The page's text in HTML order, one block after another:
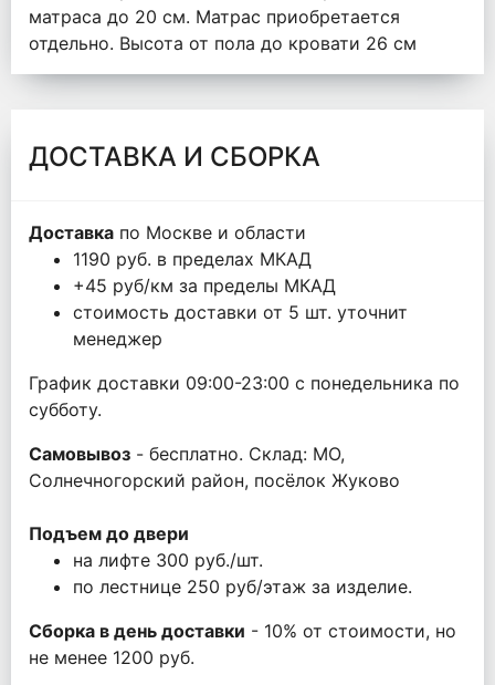
матраса до 20 см. Матрас приобретается
отдельно. Высота от пола до кровати 26 см
ДОСТАВКА И СБОРКА
Доставка по Москве и области
1190 руб. в пределах МКАД
+45 руб/км за пределы МКАД
стоимость доставки от 5 шт. уточнит
менеджер
График доставки 09:00-23:00 с понедельника по
субботу.
Самовывоз - бесплатно. Склад: МО,
Солнечногорский район, посёлок Жуково
Подъем до двери
на лифте 300 руб./шт.
по лестнице 250 руб/этаж за изделие.
Сборка в день доставки - 10% от стоимости, но
не менее 1200 руб.